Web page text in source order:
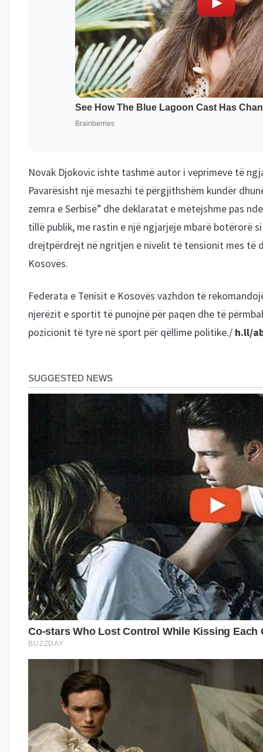
Novak Djokovic ishte tashmë autor i veprimeve të
Pavarësisht një mesazhi të përgjithshëm kundër
zemra e Serbisë” dhe deklaratat e mëtejshme pas
tillë publik, me rastin e një ngjarjeje mbarë botërorë
drejtpërdrejt në ngritjen e nivelit të tensionit mes të
Kosovës.
Federata e Tenisit e Kosovës vazhdon të
njerëzit e sportit të punojnë për paqen dhe të
pozicionit të tyre në sport për qëllime politike./ h.ll/